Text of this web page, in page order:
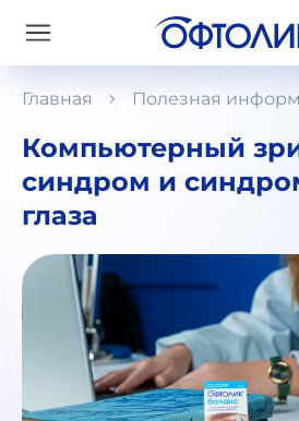
Главная Полезная
Компьютерный
синдром и
глаза